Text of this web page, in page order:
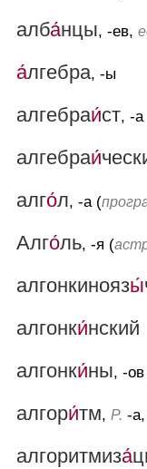
алба́нцы, -ев,
а́лгебра, -ы
алгебраи́ст, -а
алгебраи́
алго́л, -а (
Алго́ль, -я (
алгонкиноязы́
алгонки́нский
алгонки́ны, -
алгори́тм, Р. -а,
алгоритмиза́